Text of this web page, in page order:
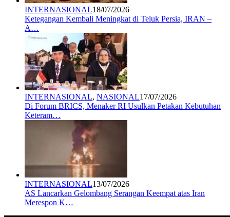
INTERNASIONAL18/07/2026
Ketegangan Kembali Meningkat di Teluk Persia, IRAN –
A…
INTERNASIONAL, NASIONAL17/07/2026
Di Forum BRICS, Menaker RI Usulkan Petakan Kebutuhan
Keteram…
INTERNASIONAL13/07/2026
AS Lancarkan Gelombang Serangan Keempat atas Iran
Merespon K…